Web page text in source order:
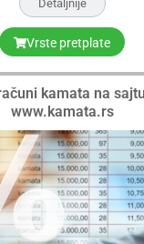
Detaljnije
Vrste pretplate
kamata na sajtu
www.kamata.rs